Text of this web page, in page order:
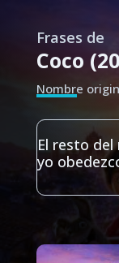
Frases de
Coco
Nombre
El resto
yo